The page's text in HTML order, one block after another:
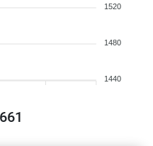
1520
1480
1440